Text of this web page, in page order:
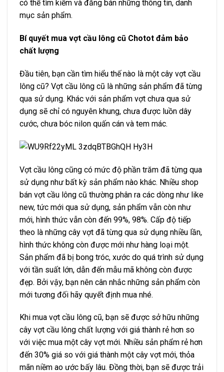
có thể tìm kiếm và đăng bán những thông tin, danh
mục sản phẩm.
Bí quyết mua vợt cầu lông cũ Chotot đảm bảo
chất lượng
Đầu tiên, bạn cần tìm hiểu thế nào là một cây vợt cầu
lông cũ? Vợt cầu lông cũ là những sản phẩm đã từng
qua sử dụng. Khác với sản phẩm vợt chưa qua sử
dụng sẽ chỉ có nguyên khung, chưa được luồn dây
cước, chưa bóc nilon quấn cán và tem mác.
Vợt cầu lông cũng có mức độ phần trăm đã từng qua
sử dụng như bất kỳ sản phẩm nào khác. Nhiều shop
bán vợt cầu lông cũ thường phân ra các dòng như like
new, tức mới qua sử dụng, sản phẩm vẫn còn như
mới, hình thức vẫn còn đến 99%, 98%. Cấp độ tiếp
theo là những cây vợt đã từng qua sử dụng nhiều lần,
hình thức không còn được mới như hàng loại một.
Sản phẩm đã bị bong tróc, xước do quá trình sử dụng
với tần suất lớn, dẫn đến mẫu mã không còn được
đẹp. Bởi vậy, bạn nên cân nhắc những sản phẩm còn
mới tương đối hãy quyết định mua nhé.
Khi mua vợt cầu lông cũ, bạn sẽ được sở hữu những
cây vợt cầu lông chất lượng với giá thành rẻ hơn so
với việc mua một cây vợt mới. Nhiều sản phẩm rẻ hơn
đến 30% giá so với giá thành một cây vợt mới, thỏa
mãn niềm ao ước bấy lâu. Đồng thời, bạn sẽ được trải